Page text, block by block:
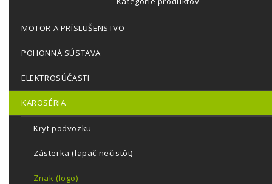
MOTOR A PRÍSLUŠENSTVO
POHONNÁ SÚSTAVA
ELEKTROSÚČASTI
KAROSÉRIA
Kryt podvozku
Zásterka (lapač nečistôt)
Znak (logo)